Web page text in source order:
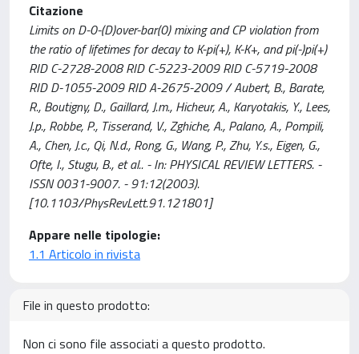
Citazione
Limits on D-0-(D)over-bar(0) mixing and CP violation from
the ratio of lifetimes for decay to K-pi(+), K-K+, and pi(-)pi(+)
RID C-2728-2008 RID C-5223-2009 RID C-5719-2008
RID D-1055-2009 RID A-2675-2009 / Aubert, B., Barate,
R., Boutigny, D., Gaillard, J.m., Hicheur, A., Karyotakis, Y., Lees,
J.p., Robbe, P., Tisserand, V., Zghiche, A., Palano, A., Pompili,
A., Chen, J.c., Qi, N.d., Rong, G., Wang, P., Zhu, Y.s., Eigen, G.,
Ofte, I., Stugu, B., et al.. - In: PHYSICAL REVIEW LETTERS. -
ISSN 0031-9007. - 91:12(2003).
[10.1103/PhysRevLett.91.121801]
Appare nelle tipologie:
1.1 Articolo in rivista
File in questo prodotto:
Non ci sono file associati a questo prodotto.